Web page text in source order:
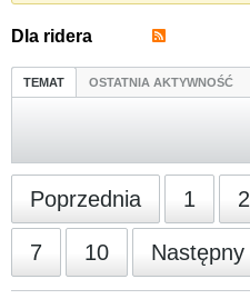
Dla ridera
TEMAT OSTATNIA AKTYWNOŚĆ
Poprzednia 1 2
7 10 Następny